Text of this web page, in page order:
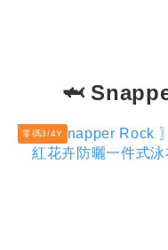
🦈
零碼3/4Y